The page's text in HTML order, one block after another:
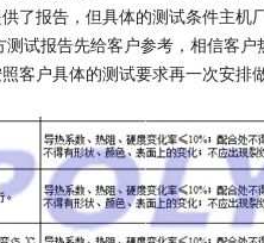
了报告，但具体的测试条件主机
试报告先给客户参考，相信客
客户具体的测试要求再一次安排